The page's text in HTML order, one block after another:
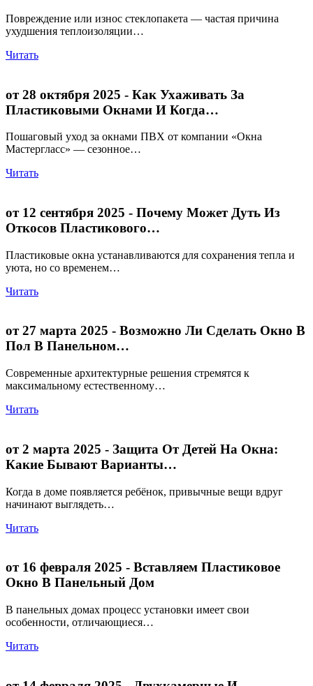
Повреждение или износ стеклопакета — частая причина
ухудшения теплоизоляции…
Читать
от 28 октября 2025 - Как Ухаживать За
Пластиковыми Окнами И Когда…
Пошаговый уход за окнами ПВХ от компании «Окна
Мастергласс» — сезонное…
Читать
от 12 сентября 2025 - Почему Может Дуть Из
Откосов Пластикового…
Пластиковые окна устанавливаются для сохранения тепла и
уюта, но со временем…
Читать
от 27 марта 2025 - Возможно Ли Сделать Окно В
Пол В Панельном…
Современные архитектурные решения стремятся к
максимальному естественному…
Читать
от 2 марта 2025 - Защита От Детей На Окна:
Какие Бывают Варианты…
Когда в доме появляется ребёнок, привычные вещи вдруг
начинают выглядеть…
Читать
от 16 февраля 2025 - Вставляем Пластиковое
Окно В Панельный Дом
В панельных домах процесс установки имеет свои
особенности, отличающиеся…
Читать